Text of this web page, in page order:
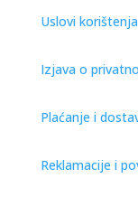
Uslovi korištenja
Izjava o
Plaćanje i
Reklamacije i